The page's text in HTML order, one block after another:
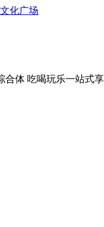
化广场
合体 吃喝玩乐一站式